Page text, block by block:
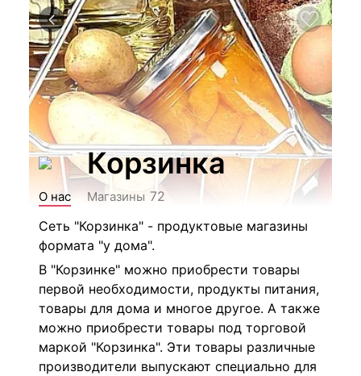
Корзинка
О нас Магазины 72
Сеть "Корзинка" - продуктовые магазины
формата "у дома".
В "Корзинке" можно приобрести товары
первой необходимости, продукты питания,
товары для дома и многое другое. А также
можно приобрести товары под торговой
маркой "Корзинка". Эти товары различные
производители выпускают специально для